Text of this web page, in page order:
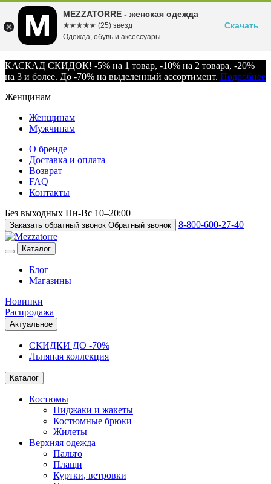
КАСКАД СКИДОК! -5% на 1 товар, -10% на 2 товара, -20%
на 3 и более. До -70% на выделенный ассортимент. Подробнее
Женщинам
Женщинам
Мужчинам
О бренде
Доставка и оплата
Возврат
FAQ
Контакты
Без выходных Пн-Вс 10–20:00
Заказать обратный звонок Обратный звонок 8-800-600-27-40
Каталог
Блог
Магазины
Новинки
Распродажа
Актуальное
СКИДКИ ДО -70%
Льняная коллекция
Каталог
Костюмы
Пиджаки и жакеты
Костюмные брюки
Жилеты
Верхняя одежда
Пальто
Плащи
Куртки, ветровки
MEZZATORRE - женская одежда
☆☆☆☆☆
★★★★★ (25) звезд
Одежда, обувь и аксессуары
Скачать